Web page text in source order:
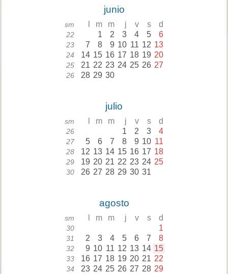
junio
sm m m j v s d
22 1 2 3 4 5 6
23 7 8 9 10 11 12 13
24 14 15 16 17 18 19 20
25 21 22 23 24 25 26 27
26 28 29 30
julio
sm m m j v s d
26 1 2 3 4
27 5 6 7 8 9 10 11
28 12 13 14 15 16 17 18
29 19 20 21 22 23 24 25
30 26 27 28 29 30 31
agosto
sm m m j v s d
30 1
31 2 3 4 5 6 7 8
32 9 10 11 12 13 14 15
33 16 17 18 19 20 21 22
34 23 24 25 26 27 28 29